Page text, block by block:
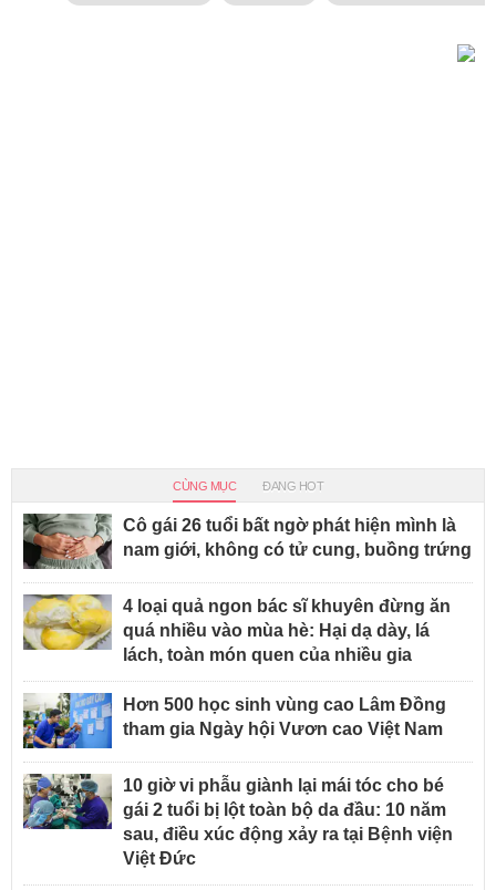
CÙNG MỤC ĐANG HOT
Cô gái 26 tuổi bất ngờ phát hiện mình là
nam giới, không có tử cung, buồng trứng
4 loại quả ngon bác sĩ khuyên đừng ăn
quá nhiều vào mùa hè: Hại dạ dày, lá
lách, toàn món quen của nhiều gia
Hơn 500 học sinh vùng cao Lâm Đồng
tham gia Ngày hội Vươn cao Việt Nam
10 giờ vi phẫu giành lại mái tóc cho bé
gái 2 tuổi bị lột toàn bộ da đầu: 10 năm
sau, điều xúc động xảy ra tại Bệnh viện
Việt Đức